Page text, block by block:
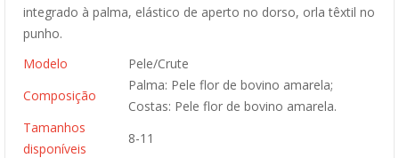
integrado à palma, elástico de aperto no dorso, orla têxtil no
punho.
Modelo
Pele/Crute
Composição
Palma: Pele flor de bovino amarela;
Costas: Pele flor de bovino amarela.
Tamanhos
disponíveis
8-11